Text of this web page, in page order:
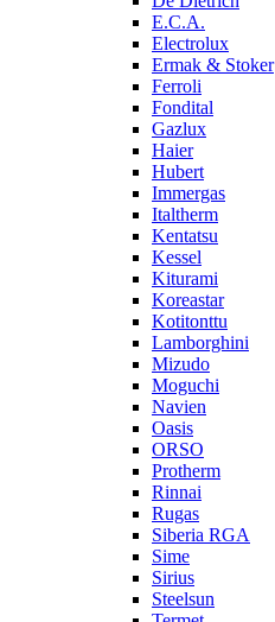
E.C.A.
Electrolux
Ermak & Stoker
Ferroli
Fondital
Gazlux
Haier
Hubert
Immergas
Italtherm
Kentatsu
Kessel
Kiturami
Koreastar
Kotitonttu
Lamborghini
Mizudo
Moguchi
Navien
Oasis
ORSO
Protherm
Rinnai
Rugas
Siberia RGA
Sime
Sirius
Steelsun